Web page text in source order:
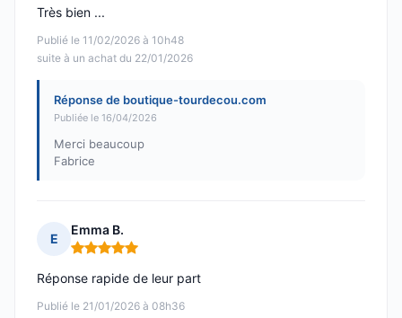
Publié le 11/02/2026 à 10h48
suite à un achat du 22/01/2026
Très bien ...
Réponse de boutique-tourdecou.com
Publiée le 16/04/2026
Merci beaucoup
Fabrice
E
Emma B.
Note : 5 sur 5
Publié le 21/01/2026 à 08h36
Réponse rapide de leur part